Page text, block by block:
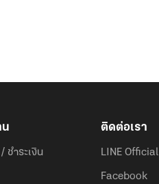
น
ชำระเงิน
ติดต่อเรา
LINE Official
Facebook